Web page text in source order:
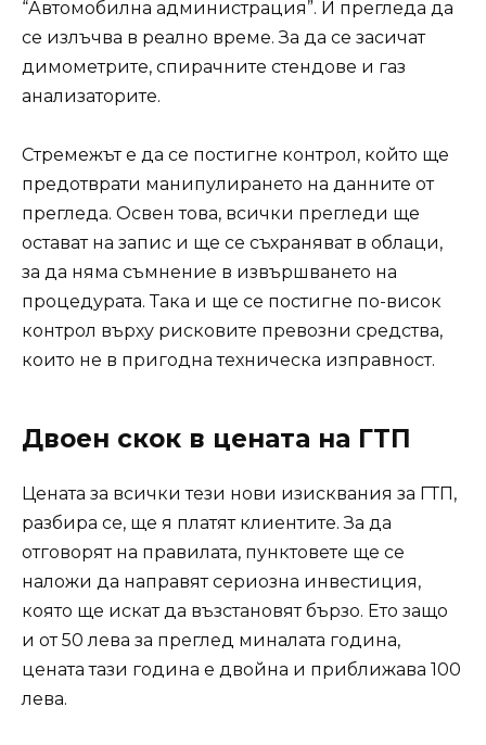
“Автомобилна администрация”. И прегледа да
се излъчва в реално време. За да се засичат
димометрите, спирачните стендове и газ
анализаторите.
Стремежът е да се постигне контрол, който ще
предотврати манипулирането на данните от
прегледа. Освен това, всички прегледи ще
остават на запис и ще се съхраняват в облаци,
за да няма съмнение в извършването на
процедурата. Така и ще се постигне по-висок
контрол върху рисковите превозни средства,
които не в пригодна техническа изправност.
Двоен скок в цената на ГТП
Цената за всички тези нови изисквания за ГТП,
разбира се, ще я платят клиентите. За да
отговорят на правилата, пунктовете ще се
наложи да направят сериозна инвестиция,
която ще искат да възстановят бързо. Ето защо
и от 50 лева за преглед миналата година,
цената тази година е двойна и приближава 100
лева.